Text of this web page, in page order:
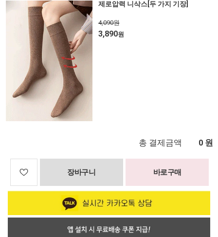
제로압력 니삭스[두 가지 기장]
4,090원
3,890원
총 결제금액 0 원
장바구니 바로구매